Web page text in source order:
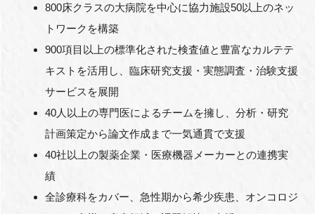
800床クラスの大病院を中心に協力施設50以上のネッ
トワークを構築
900項目以上の標準化された検査値と豊富なカルテテ
キストを活用し、臨床研究支援・実態調査・治験支援
サービスを展開
40人以上の専門医によるチームを擁し、分析・研究
計画策定から論文作成まで一気通貫で支援
40社以上の製薬企業・医療機器メーカーとの連携実
績
全診療科をカバー、急性期から希少疾患、オンコロジ